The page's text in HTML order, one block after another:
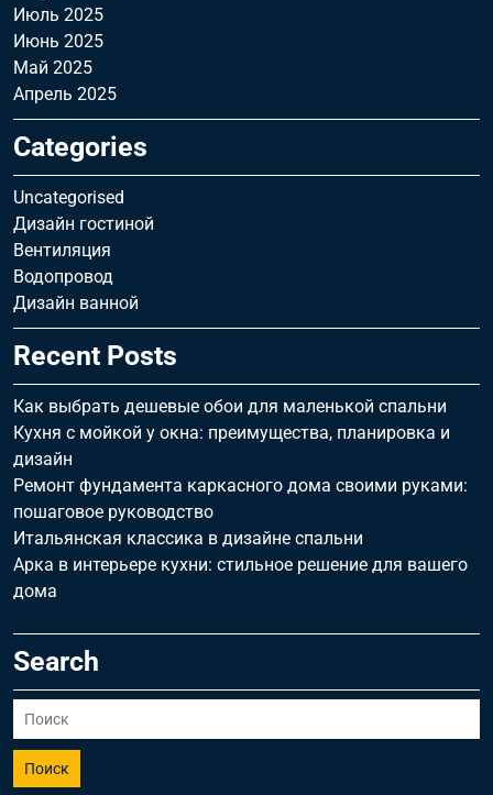
Июль 2025
Июнь 2025
Май 2025
Апрель 2025
Categories
Uncategorised
Дизайн гостиной
Вентиляция
Водопровод
Дизайн ванной
Recent Posts
Как выбрать дешевые обои для маленькой спальни
Кухня с мойкой у окна: преимущества, планировка и
дизайн
Ремонт фундамента каркасного дома своими руками:
пошаговое руководство
Итальянская классика в дизайне спальни
Арка в интерьере кухни: стильное решение для вашего
дома
Search
Поиск